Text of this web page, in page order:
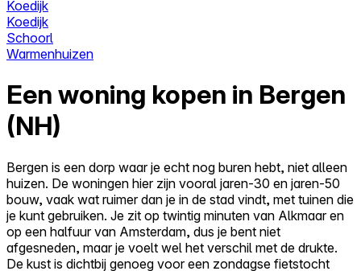
Koedijk
Koedijk
Schoorl
Warmenhuizen
Een woning kopen in Bergen
(NH)
Bergen is een dorp waar je echt nog buren hebt, niet alleen
huizen. De woningen hier zijn vooral jaren-30 en jaren-50
bouw, vaak wat ruimer dan je in de stad vindt, met tuinen die
je kunt gebruiken. Je zit op twintig minuten van Alkmaar en
op een halfuur van Amsterdam, dus je bent niet
afgesneden, maar je voelt wel het verschil met de drukte.
De kust is dichtbij genoeg voor een zondagse fietstocht